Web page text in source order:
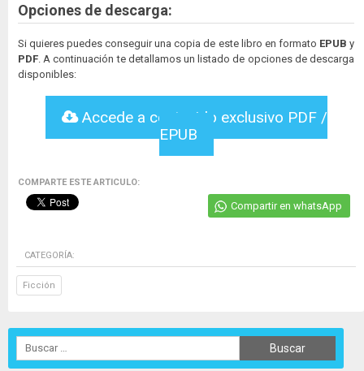
Opciones de descarga:
Si quieres puedes conseguir una copia de este libro en formato EPUB y
PDF . A continuación te detallamos un listado de opciones de descarga
disponibles:
Accede a contenido exclusivo PDF /
EPUB
COMPARTE ESTE ARTICULO:
Compartir en whatsApp
CATEGORÍA:
Ficción